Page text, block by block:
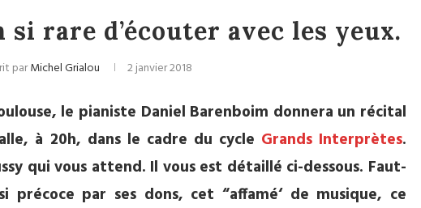
Musique classique
rare d’écouter avec les yeux.
parMichel Grialou 2 janvier 2018
le pianiste Daniel Barenboim donnera un récital
à 20h, dans le cadre du cycle Grands Interprètes.
qui vous attend. Il vous est détaillé ci-dessous. Faut-
par ses dons, cet “affamé‘ de musique, ce